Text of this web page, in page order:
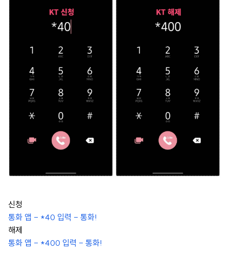
신청
통화 앱 - *40 입력 - 통화!
해제
통화 앱 - *400 입력 - 통화!